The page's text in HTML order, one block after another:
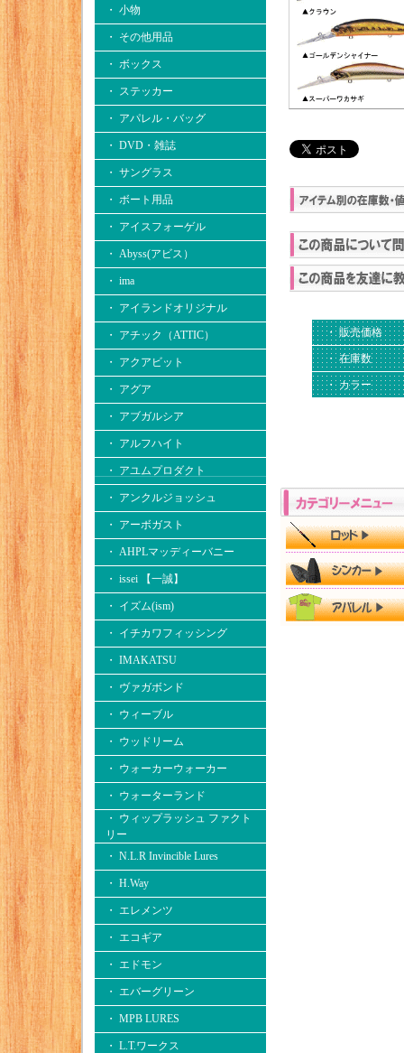
・ 小物
・ その他用品
・ ボックス
・ ステッカー
・ アパレル・バッグ
・ DVD・雑誌
・ サングラス
・ ボート用品
・ アイスフォーゲル
・ Abyss(アビス）
・ ima
・ アイランドオリジナル
・ アチック（ATTIC）
・ アクアビット
・ アグア
・ アブガルシア
・ アルフハイト
・ アユムプロダクト
・ アンクルジョッシュ
・ アーボガスト
・ AHPLマッディーバニー
・ issei 【一誠】
・ イズム(ism)
・ イチカワフィッシング
・ IMAKATSU
・ ヴァガボンド
・ ウィーブル
・ ウッドリーム
・ ウォーカーウォーカー
・ ウォーターランド
・ ウィップラッシュ ファクト
リー
・ N.L.R Invincible Lures
・ H.Way
・ エレメンツ
・ エコギア
・ エドモン
・ エバーグリーン
・ MPB LURES
・ L.T.ワークス
・ 販売価格
・ 在庫数
・ カラー